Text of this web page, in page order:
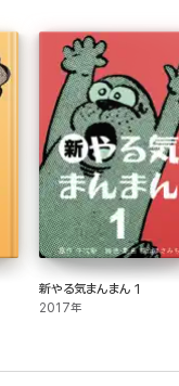
新やる気まんまん 1
2017年